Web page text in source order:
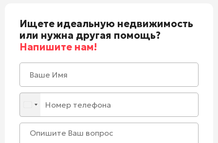
Ищете идеальную недвижимость
или нужна другая помощь?
Напишите нам!